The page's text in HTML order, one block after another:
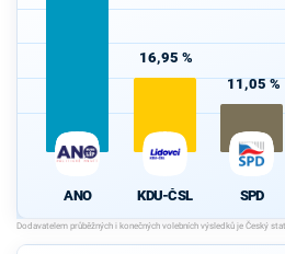
ANO
16,95 %
KDU-ČSL
11,05 %
SPD